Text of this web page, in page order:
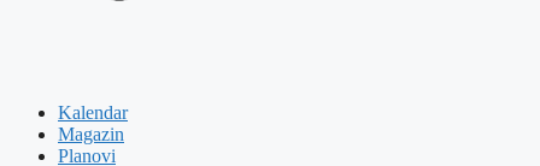
Kalendar
Magazin
Planovi